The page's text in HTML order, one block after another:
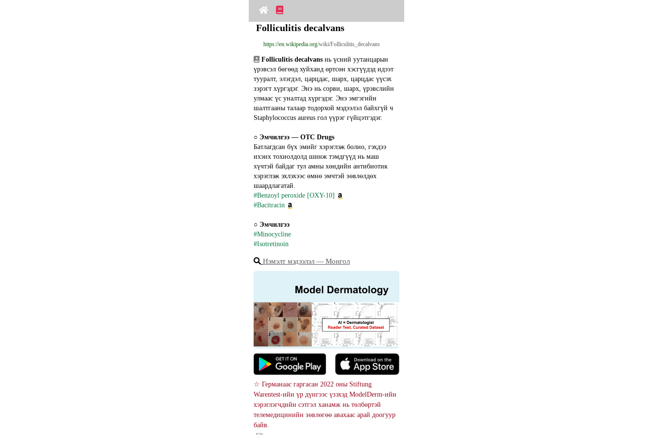
Folliculitis decalvans
https://en.wikipedia.org/wiki/Folliculitis_decalvans
Folliculitis decalvans нь үсний уутанцарын
үрэвсэл бөгөөд хуйханд өртсөн хэсгүүдэд идээт
тууралт, элэгдэл, царцдас, шарх, царцдас үүсэх
зэрэгт хүргэдэг. Энэ нь сорви, шарх, үрэвслийн
улмаас үс уналтад хүргэдэг. Энэ эмгэгийн
шалтгааны талаар тодорхой мэдээлэл байхгүй ч
Staphylococcus aureus гол үүрэг гүйцэтгэдэг.
○ Эмчилгээ ― OTC Drugs
Батлагдсан бүх эмийг хэрэглэж болно, гэхдээ
ихэнх тохиолдолд шинж тэмдгүүд нь маш
хүчтэй байдаг тул амны хөндийн антибиотик
хэрэглэж эхлэхээс өмнө эмчтэй зөвлөлдөх
шаардлагатай.
#Benzoyl peroxide [OXY-10]
#Bacitracin
○ Эмчилгээ
#Minocycline
#Isotretinoin
Нэмэлт мэдээлэл ― Монгол
☆ Германаас гаргасан 2022 оны Stiftung
Warentest-ийн үр дүнгээс үзэхэд ModelDerm-ийн
хэрэглэгчдийн сэтгэл ханамж нь төлбөртэй
телемедицинийн зөвлөгөө авахаас арай доогуур
байв.